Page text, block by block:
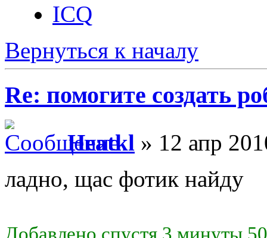
ICQ
Вернуться к началу
Re: помогите создать
Heatkl » 12 апр
ладно, щас фотик найду